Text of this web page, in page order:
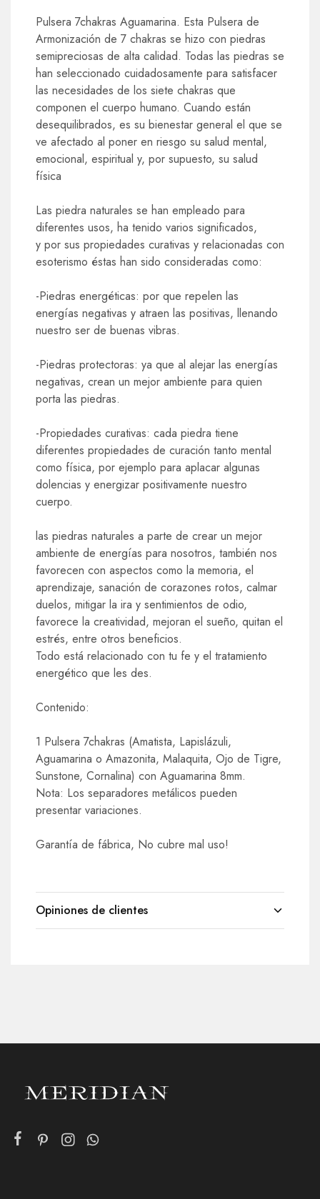
Pulsera 7chakras Aguamarina. Esta Pulsera de
Armonización de 7 chakras se hizo con piedras
semipreciosas de alta calidad. Todas las piedras se
han seleccionado cuidadosamente para satisfacer
las necesidades de los siete chakras que
componen el cuerpo humano. Cuando están
desequilibrados, es su bienestar general el que se
ve afectado al poner en riesgo su salud mental,
emocional, espiritual y, por supuesto, su salud
física
Las piedra naturales se han empleado para
diferentes usos, ha tenido varios significados,
y por sus propiedades curativas y relacionadas con
esoterismo éstas han sido consideradas como:
-Piedras energéticas: por que repelen las
energías negativas y atraen las positivas, llenando
nuestro ser de buenas vibras.
-Piedras protectoras: ya que al alejar las energías
negativas, crean un mejor ambiente para quien
porta las piedras.
-Propiedades curativas: cada piedra tiene
diferentes propiedades de curación tanto mental
como física, por ejemplo para aplacar algunas
dolencias y energizar positivamente nuestro
cuerpo.
las piedras naturales a parte de crear un mejor
ambiente de energías para nosotros, también nos
favorecen con aspectos como la memoria, el
aprendizaje, sanación de corazones rotos, calmar
duelos, mitigar la ira y sentimientos de odio,
favorece la creatividad, mejoran el sueño, quitan el
estrés, entre otros beneficios.
Todo está relacionado con tu fe y el tratamiento
energético que les des.
Contenido:
1 Pulsera 7chakras (Amatista, Lapislázuli,
Aguamarina o Amazonita, Malaquita, Ojo de Tigre,
Sunstone, Cornalina) con Aguamarina 8mm.
Nota: Los separadores metálicos pueden
presentar variaciones.
Garantía de fábrica, No cubre mal uso!
Opiniones de clientes